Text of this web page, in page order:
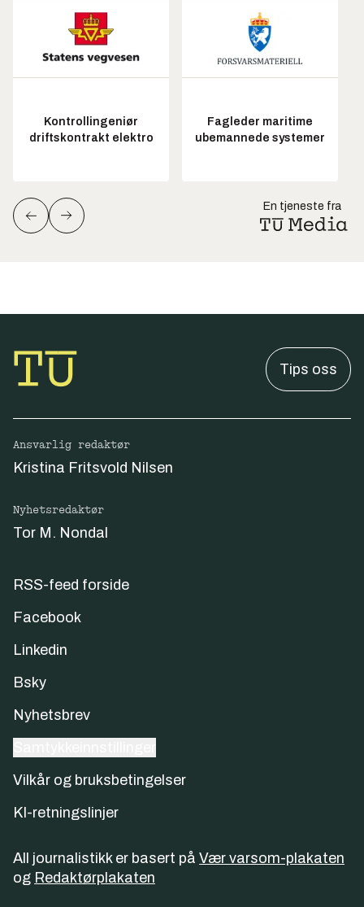
Kontrollingeniør
driftskontrakt elektro
Fagleder maritime
ubemannede systemer
En tjeneste fra
Tips oss
Ansvarlig redaktør
Kristina Fritsvold Nilsen
Nyhetsredaktør
Tor M. Nondal
RSS-feed forside
Facebook
Linkedin
Bsky
Nyhetsbrev
Vilkår og bruksbetingelser
KI-retningslinjer
All journalistikk er basert på Vær varsom-plakaten
og Redaktørplakaten